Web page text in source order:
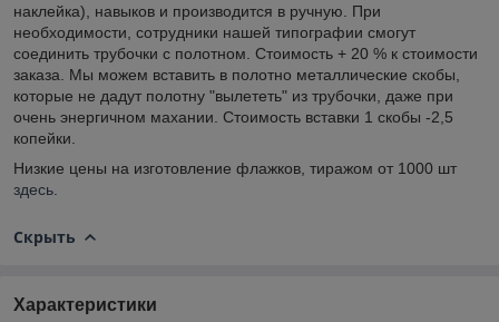
наклейка), навыков и производится в ручную. При
необходимости, сотрудники нашей типографии смогут
соединить трубочки с полотном. Стоимость + 20 % к стоимости
заказа. Мы можем вставить в полотно металлические скобы,
которые не дадут полотну "вылететь" из трубочки, даже при
очень энергичном махании. Стоимость вставки 1 скобы -2,5
копейки.
Низкие цены на изготовление флажков, тиражом от 1000 шт
здесь
Скрыть
Характеристики